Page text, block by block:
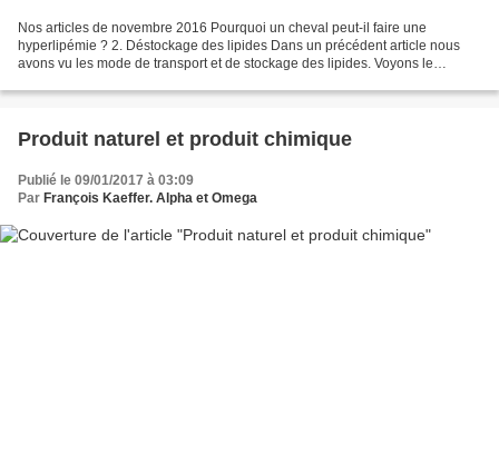
Nos articles de novembre 2016 Pourquoi un cheval peut-il faire une
hyperlipémie ? 2. Déstockage des lipides Dans un précédent article nous
avons vu les mode de transport et de stockage des lipides. Voyons le
Produit naturel et produit chimique
Publié le 09/01/2017 à 03:09
Par François Kaeffer. Alpha et Omega